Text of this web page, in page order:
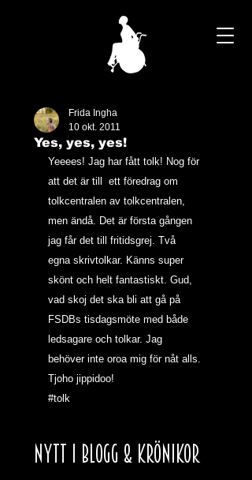
Yes, yes, yes!
Frida Ingha
10 okt. 2011
Yeeees! Jag har fått tolk! Nog för
att det är till  ett föredrag om
tolkcentralen av tolkcentralen,
men ändå. Det är första gången
jag får det till fritidsgrej. Två
egna skrivtolkar. Känns super
skönt och helt fantastiskt. Gud,
vad skoj det ska bli att gå på
FSDBs tisdagsmöte med både
ledsagare och tolkar. Jag
behöver inte oroa mig för nåt alls.
Tjoho jippidoo!
#tolk
NYTT I BLOGG & KRÖNIKOR